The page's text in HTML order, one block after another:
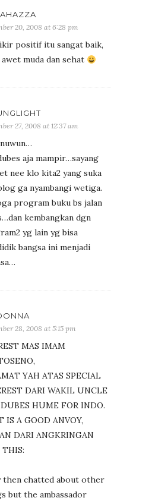
20, 2008 at 6:28 pm
positif itu sangat baik,
muda dan sehat
27, 2008 at 12:37 am
aja mampir…sayang
nee klo kita2 yang suka
ga nyambangi wetiga.
program buku bs jalan
kembangkan dgn
yg lain yg bisa
bangsa ini menjadi
28, 2008 at 5:15 pm
MAS IMAM
YAH ATAS SPECIAL
DARI WAKIL UNCLE
HUME FOR INDO.
IS A GOOD ANVOY,
DARI ANGKRINGAN
THIS:
then chatted about other
but the ambassador